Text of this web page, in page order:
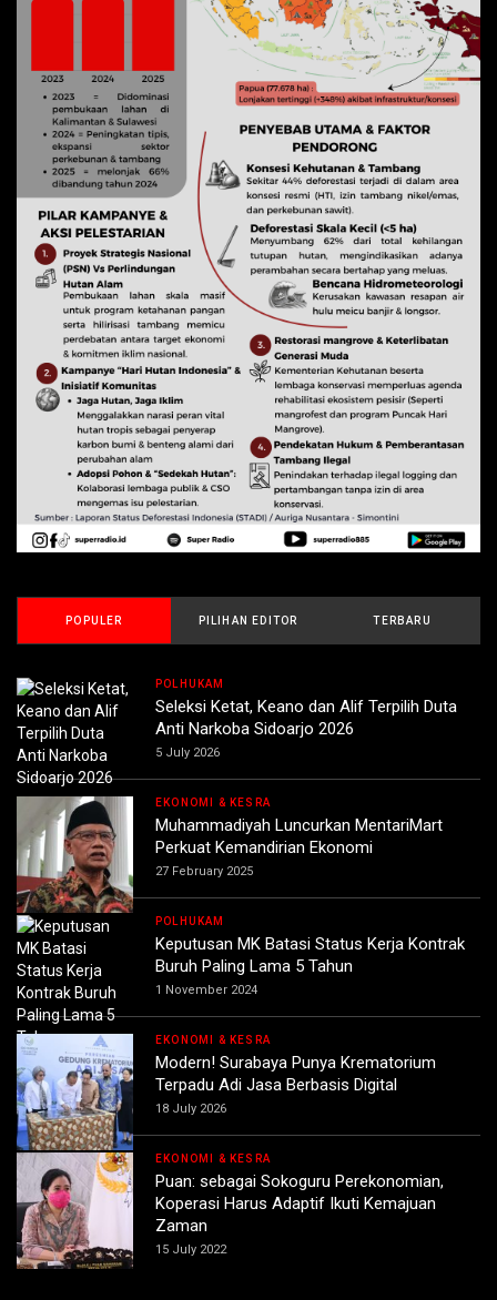
POPULER PILIHAN EDITOR TERBARU
POLHUKAM
Seleksi Ketat, Keano dan Alif Terpilih Duta
Anti Narkoba Sidoarjo 2026
5 July 2026
EKONOMI & KESRA
Muhammadiyah Luncurkan MentariMart
Perkuat Kemandirian Ekonomi
27 February 2025
POLHUKAM
Keputusan MK Batasi Status Kerja Kontrak
Buruh Paling Lama 5 Tahun
1 November 2024
EKONOMI & KESRA
Modern! Surabaya Punya Krematorium
Terpadu Adi Jasa Berbasis Digital
18 July 2026
EKONOMI & KESRA
Puan: sebagai Sokoguru Perekonomian,
Koperasi Harus Adaptif Ikuti Kemajuan
Zaman
15 July 2022